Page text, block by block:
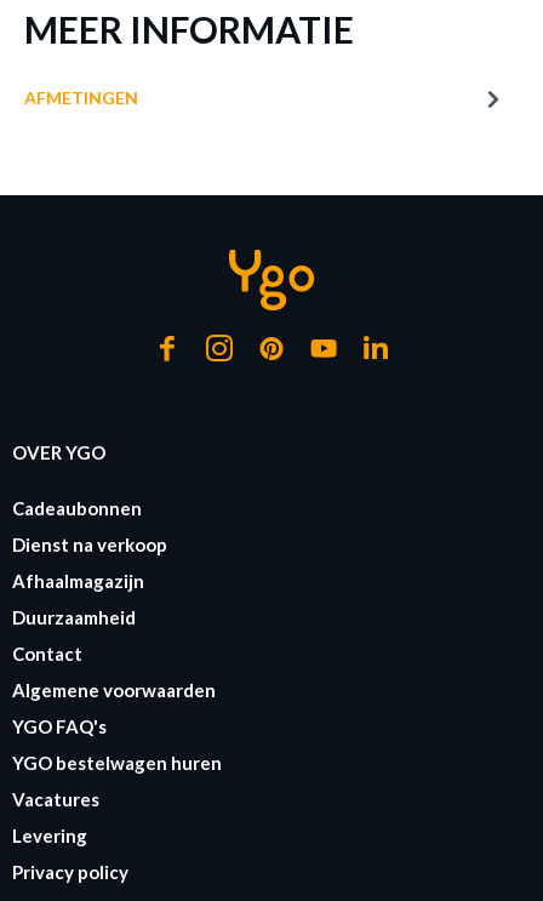
MEER INFORMATIE
AFMETINGEN
OVER YGO
Cadeaubonnen
Dienst na verkoop
Afhaalmagazijn
Duurzaamheid
Contact
Algemene voorwaarden
YGO FAQ's
YGO bestelwagen huren
Vacatures
Levering
Privacy policy